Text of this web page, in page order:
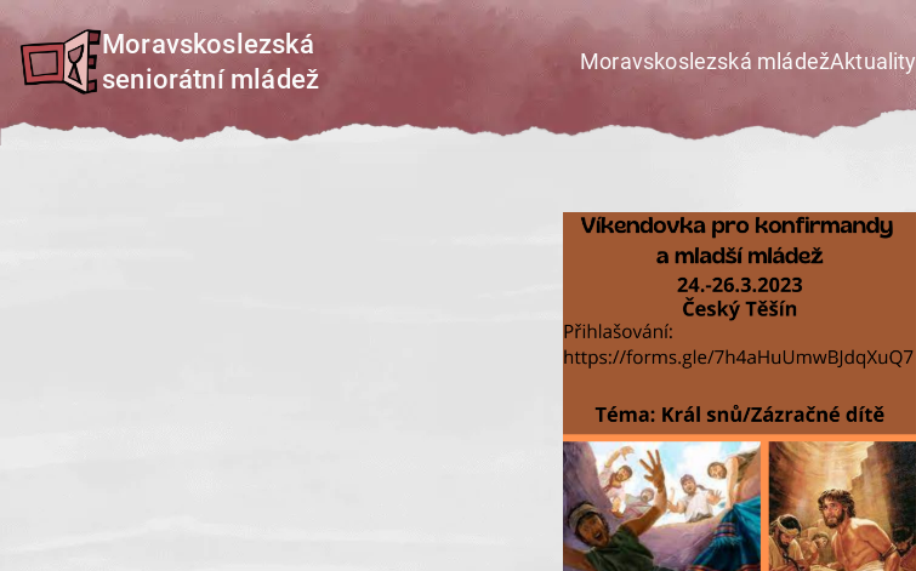
Přeskočit
na
Moravskoslezská
seniorátní mládež
Moravskoslezská mládežAktuality